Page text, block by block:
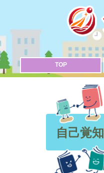
TOP
自己覚知